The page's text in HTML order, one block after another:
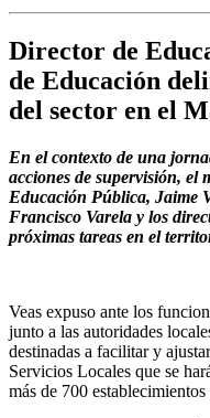
Director de
de Educación
del sector en el
En el contexto de una
acciones de supervisión, el
Educación Pública, Jaime
Francisco Varela y los
próximas tareas en el
Veas expuso ante los
junto a las autoridades
destinadas a facilitar y
Servicios Locales que se
más de 700